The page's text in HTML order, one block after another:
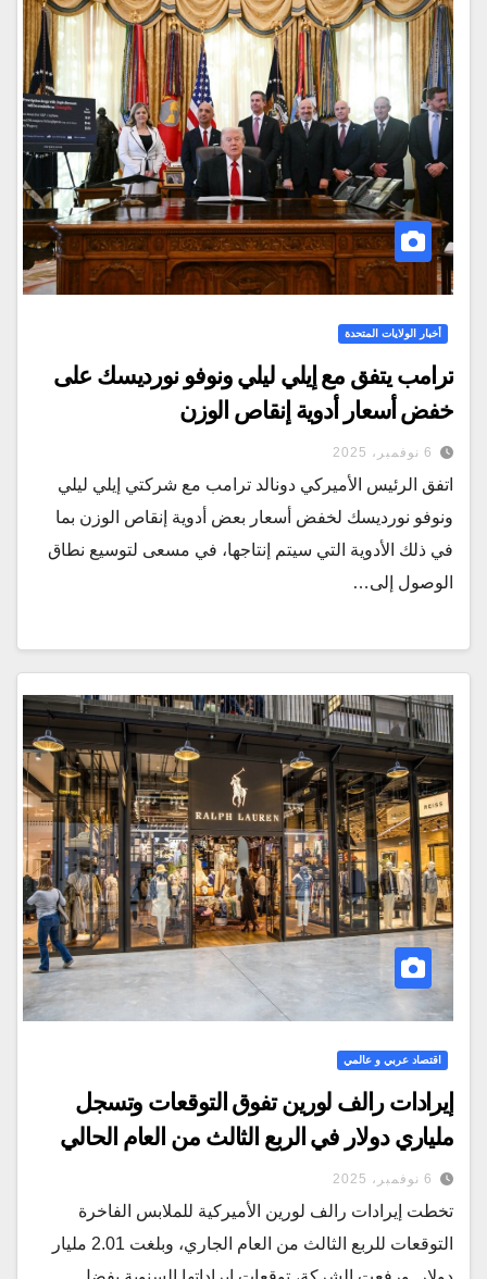
أخبار الولايات المتحدة
ترامب يتفق مع إيلي ليلي ونوفو نورديسك على
خفض أسعار أدوية إنقاص الوزن
6 نوفمبر، 2025
اتفق الرئيس الأميركي دونالد ترامب مع شركتي إيلي ليلي
ونوفو نورديسك لخفض أسعار بعض أدوية إنقاص الوزن بما
في ذلك الأدوية التي سيتم إنتاجها، في مسعى لتوسيع نطاق
الوصول إلى…
اقتصاد عربي و عالمي
إيرادات رالف لورين تفوق التوقعات وتسجل
ملياري دولار في الربع الثالث من العام الحالي
6 نوفمبر، 2025
تخطت إيرادات رالف لورين الأميركية للملابس الفاخرة
التوقعات للربع الثالث من العام الجاري، وبلغت 2.01 مليار